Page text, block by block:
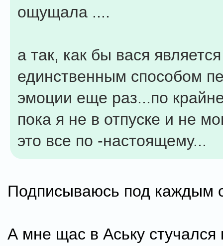
ощущала ....
а так, как бы вася является
единственным способом
эмоции еще раз...по
пока я не в отпуске и не
это все по -настоящему...
Подписываюсь под каждым
А мне щас в Аську стучался